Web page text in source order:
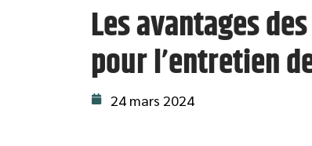
Les avantages
pour l’entretien
24 mars 2024